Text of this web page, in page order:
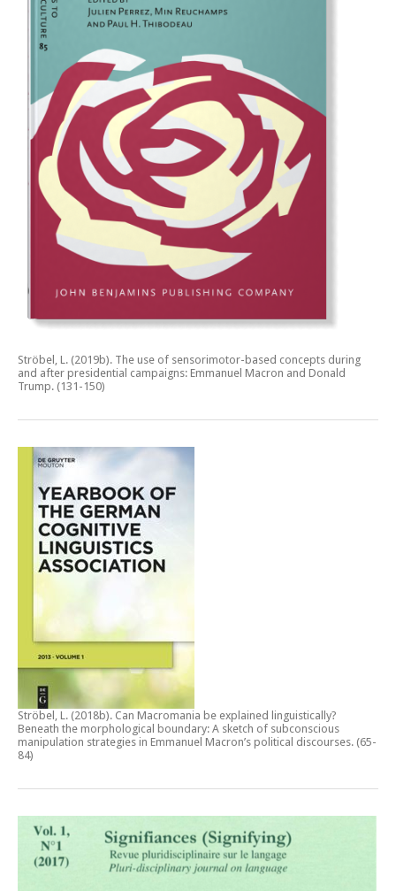
Ströbel, L. (2019b). The use of sensorimotor-based concepts during
and after presidential campaigns: Emmanuel Macron and Donald
Trump. (131-150)
Ströbel, L. (2018b). Can Macromania be explained linguistically?
Beneath the morphological boundary: A sketch of subconscious
manipulation strategies in Emmanuel Macron’s political discourses. (65-
84)